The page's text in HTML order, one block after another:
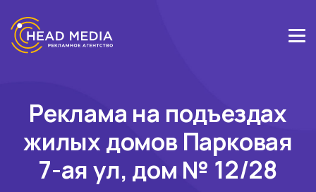
Реклама на подъездах
жилых домов Парковая
7-ая ул, дом № 12/28